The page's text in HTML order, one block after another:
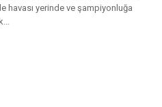
havası yerinde ve şampiyonluğa